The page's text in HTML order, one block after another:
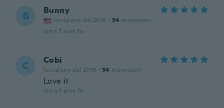
B Bunny
Iscrizione dal 2016 · 34 recensioni
circa 7 anni fa
C Cobi
Iscrizione dal 2018 · 34 recensioni
Love it
circa 7 anni fa